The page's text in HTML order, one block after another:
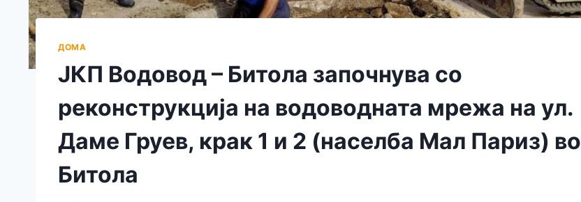
ДОМА
ЈКП Водовод – Битола започнува со
реконструкција на водоводната мрежа на ул.
Даме Груев, крак 1 и 2 (населба Мал Париз) во
Битола